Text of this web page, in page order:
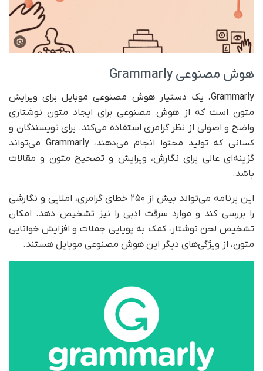
هوش مصنوعی Grammarly
Grammarly، یک دستیار هوش مصنوعی موبایل برای ویرایش
متون است که از هوش مصنوعی برای ایجاد متون نوشتاری
واضح و اصولی از نظر گرامری استفاده می‌کند. برای نویسندگان و
کسانی که تولید محتوا انجام می‌دهند، Grammarly می‌تواند
گزینه‌ای عالی برای نگارش، ویرایش و تصحیح متون و مقالات
باشد.
این برنامه می‌تواند بیش از ۲۵۰ خطای گرامری، املایی و نگارشی
را بررسی کند و موارد سرقت ادبی را نیز تشخیص دهد. امکان
تشخیص لحن نوشتار، کمک به پویایی جملات و افزایش خوانایی
متون، از ویژگی‌های دیگر این هوش مصنوعی موبایل هستند.